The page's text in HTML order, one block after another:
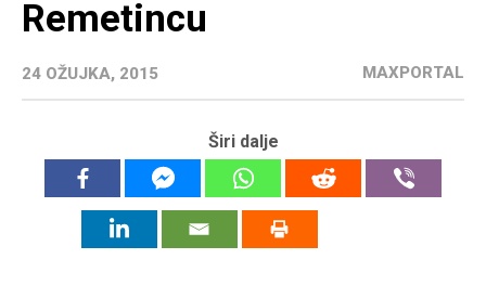
Remetincu
24 OŽUJKA, 2015 MAXPORTAL
Širi dalje